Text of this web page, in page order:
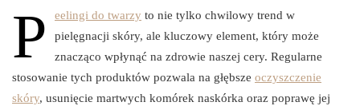
P eelingi do twarzy to nie tylko chwilowy trend w
pielęgnacji skóry, ale kluczowy element, który może
znacząco wpłynąć na zdrowie naszej cery. Regularne
stosowanie tych produktów pozwala na głębsze oczyszczenie
skóry, usunięcie martwych komórek naskórka oraz poprawę jej